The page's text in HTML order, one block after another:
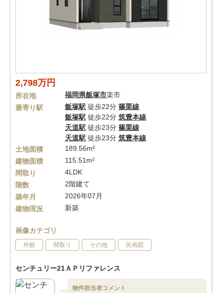
2,798万円
所在地 福岡県飯塚市楽市
最寄り駅
飯塚駅 徒歩22分 篠栗線
飯塚駅 徒歩22分 筑豊本線
天道駅 徒歩23分 篠栗線
天道駅 徒歩23分 筑豊本線
土地面積
189.56m²
建物面積
115.51m²
間取り
4LDK
階数
2階建て
築年月
2026年07月
建物現況
新築
画像カテゴリ
外観 間取り その他 区画図
センチュリー21ＡＰリファレンス
物件担当者コメント